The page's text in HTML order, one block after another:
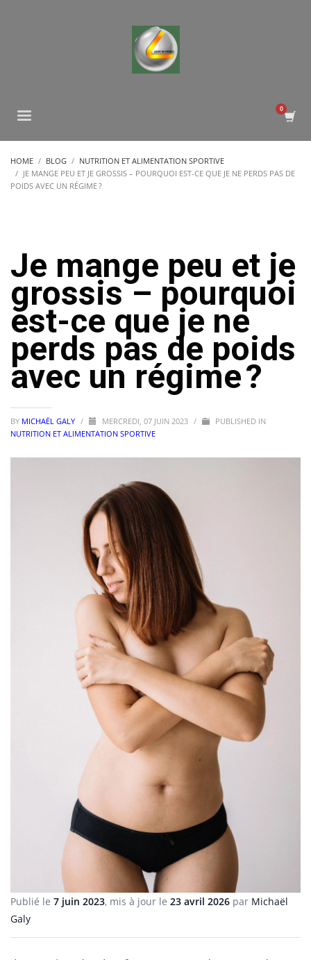
HOME BLOG
NUTRITION ET ALIMENTATION SPORTIVE
JE MANGE PEU ET JE GROSSIS – POURQUOI EST-CE QUE JE NE PERDS PAS DE
POIDS AVEC UN RÉGIME ?
Je mange peu et je
grossis – pourquoi
est-ce que je ne
perds pas de poids
avec un régime ?
BY MICHAËL GALY / MERCREDI, 07 JUIN 2023 /
PUBLISHED IN
NUTRITION ET ALIMENTATION SPORTIVE
Publié le 7 juin 2023, mis à jour le 23 avril 2026 par Michaël
Galy